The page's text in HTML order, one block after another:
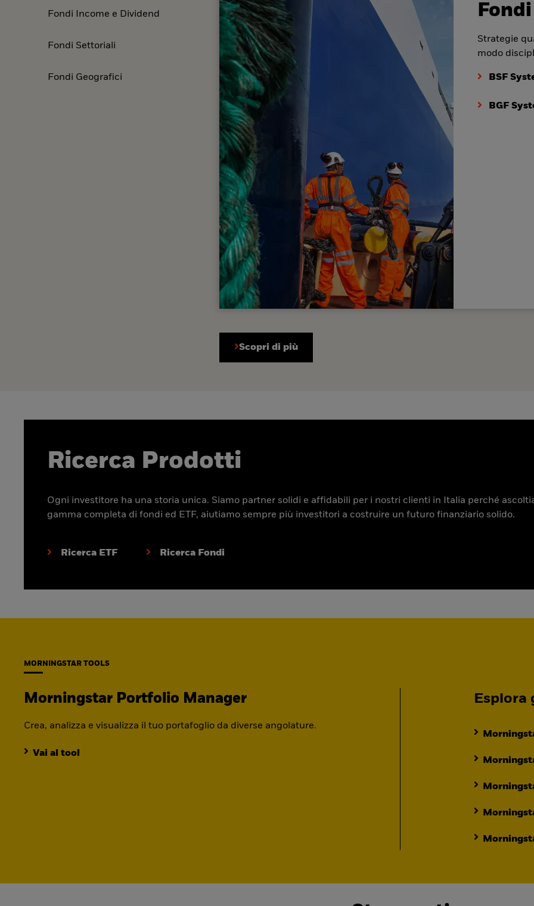
Fondi Income e Dividend
Fondi Settoriali
Fondi Geografici
Strategie
modo
BSF
BGF
Scopri di più
Ricerca Prodotti
Ogni investitore ha una storia unica. Siamo partner solidi e affidabili per i nostri clienti in Italia perché
gamma completa di fondi ed ETF, aiutiamo sempre più investitori a costruire un futuro finanziario solido.
Ricerca ETF Ricerca Fondi
MORNINGSTAR TOOLS
Morningstar Portfolio Manager
Crea, analizza e visualizza il tuo portafoglio da diverse angolature.
Vai al tool
Esplora